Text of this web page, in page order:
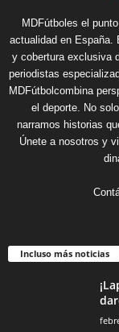
MDFútboles el
actualidad en España.
y cobertura exclusiva
periodistas
MDFútbolcombina
el deporte. No
narramos historias
Únete a nosotros y
Incluso más noticias